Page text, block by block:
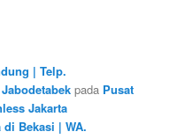
| Telp.
pada Pusat
Jakarta
Bekasi | WA.